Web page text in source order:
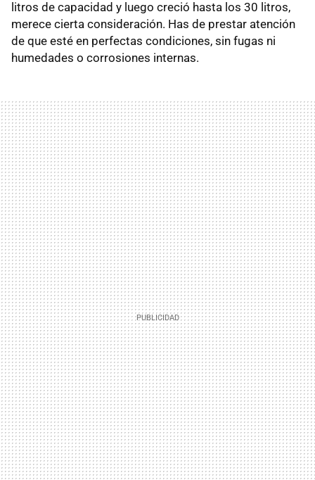
litros de capacidad y luego creció hasta los 30 litros,
merece cierta consideración. Has de prestar atención
de que esté en perfectas condiciones, sin fugas ni
humedades o corrosiones internas.